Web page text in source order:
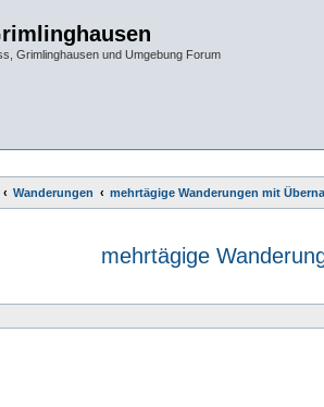
Grimlinghausen und Umgebung Forum
Wanderungen
mehrtägige Wanderungen mit
mehrtägige